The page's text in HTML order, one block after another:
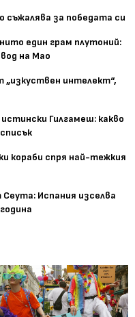
за победата си
един грам плутоний:
на Мао
интелект“,
Гилгамеш: какво
кораби спря най-тежкия
Испания изселва